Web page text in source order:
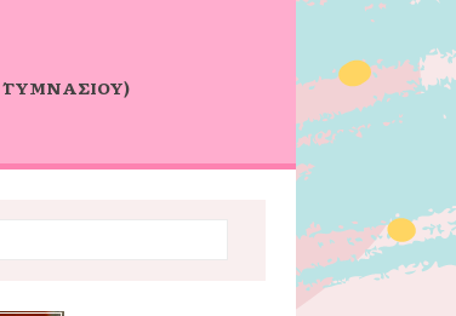
ΓΥΜΝΑΣΊΟΥ)